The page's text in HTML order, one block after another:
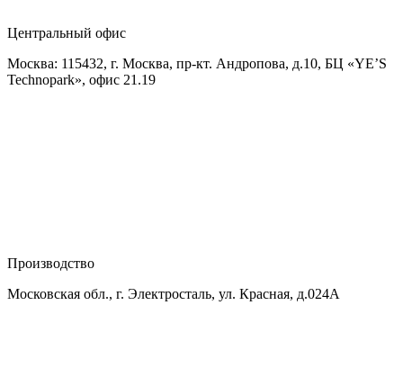
Центральный офис
Москва: 115432, г. Москва, пр-кт. Андропова, д.10, БЦ «YE’S
Technopark», офис 21.19
Производство
Московская обл., г. Электросталь, ул. Красная, д.024А